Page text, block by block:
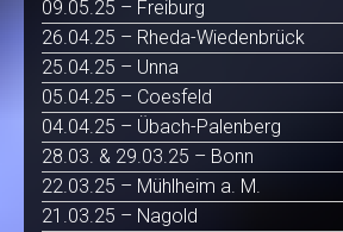
09.05.25 – Freiburg
26.04.25 – Rheda-Wiedenbrück
25.04.25 – Unna
05.04.25 – Coesfeld
04.04.25 – Übach-Palenberg
28.03. & 29.03.25 – Bonn
22.03.25 – Mühlheim a. M.
21.03.25 – Nagold